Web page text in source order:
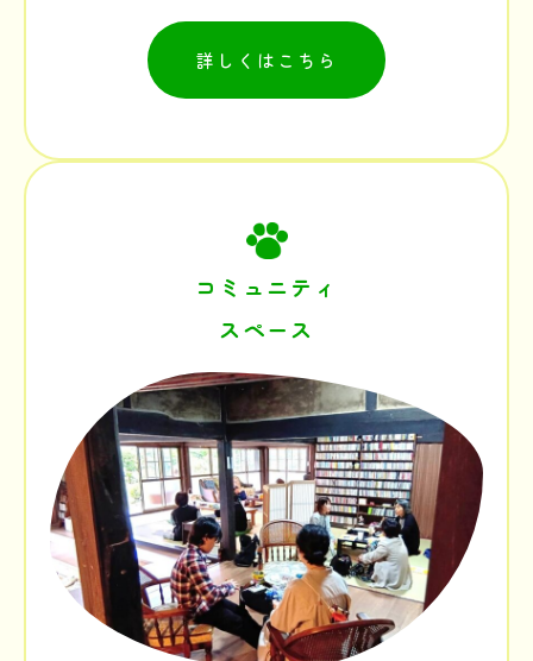
詳しくはこちら
コミュニティ
スペース